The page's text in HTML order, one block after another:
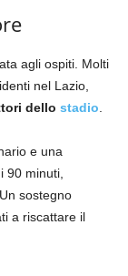
agli ospiti. Molti
nel Lazio,
dello stadio
e una
90 minuti,
sostegno
a riscattare il